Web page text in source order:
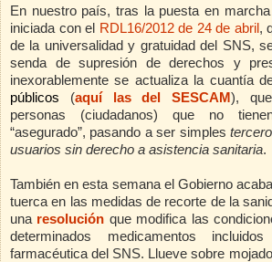
En nuestro país, tras la puesta en
iniciada con el
RDL16/2012 de 24 de abril ,
de la universalidad y gratuidad del SNS,
senda de supresión de derechos y
inexorablemente se actualiza la cuantía
públicos (aquí las del SESCAM),
personas (ciudadanos) que no
“asegurado”, pasando a ser simples
usuarios sin derecho a asistencia sanitaria.
También en esta semana el Gobierno
tuerca en las medidas de recorte de la
una resolución que modifica las
determinados medicamentos
farmacéutica del SNS. Llueve sobre